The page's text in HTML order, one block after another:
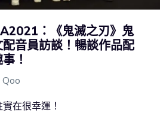
：《鬼滅之刃》鬼
音員訪談！暢談作品配
！
Qoo
在很幸運！